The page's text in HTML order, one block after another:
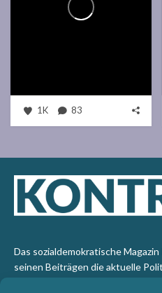
1K 83
Das sozialdemokratische
seinen Beiträgen die aktuelle